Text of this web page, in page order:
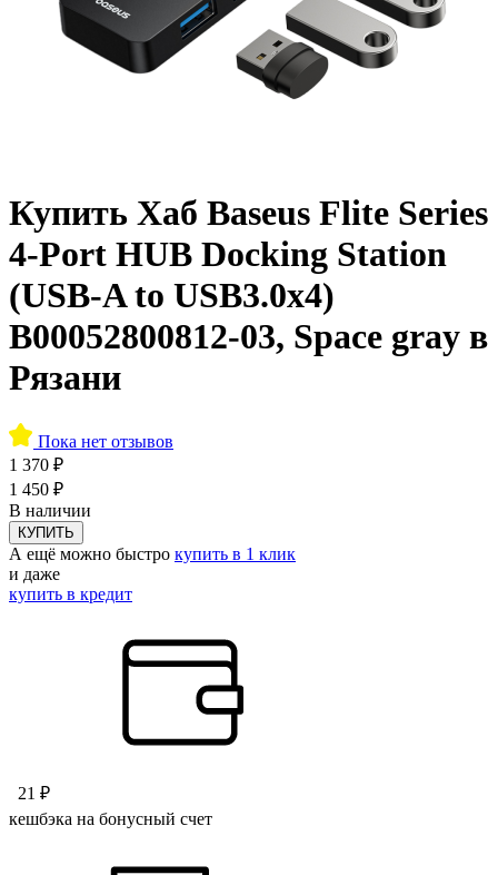
Купить Хаб Baseus Flite Series
4-Port HUB Docking Station
(USB-A to USB3.0x4)
B00052800812-03, Space gray в
Рязани
Пока нет отзывов
1 370 ₽
1 450 ₽
В наличии
КУПИТЬ
А ещё можно быстро купить в 1 клик
и даже
купить в кредит
21 ₽
кешбэка на бонусный счет